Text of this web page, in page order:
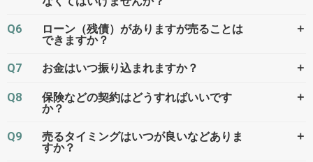
Q6
ローン（残債）がありますが売ることは
できますか？
＋
Q7 お金はいつ振り込まれますか？ ＋
Q8
保険などの契約はどうすればいいです
か？
＋
Q9
売るタイミングはいつが良いなどありま
すか？
＋